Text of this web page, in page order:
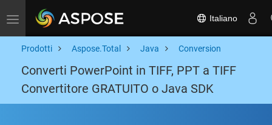
Toggle navigation Italiano
Prodotti Aspose.Total Java Conversion
Converti PowerPoint in TIFF, PPT a TIFF
Convertitore GRATUITO o Java SDK